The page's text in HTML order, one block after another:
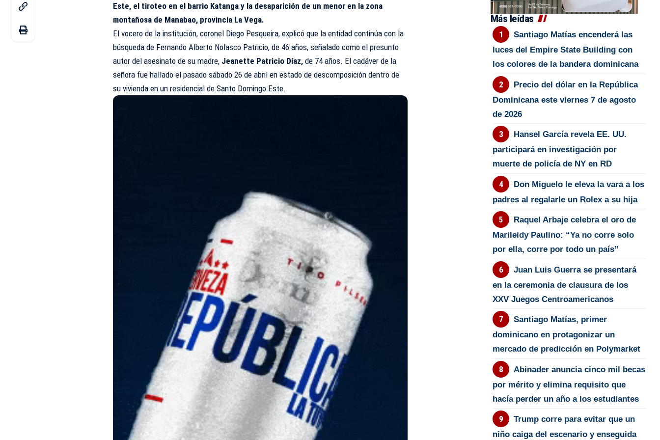
Este, el tiroteo en el barrio Katanga y la desaparición de un menor en la zona
montañosa de Manabao, provincia La Vega.
El vocero de la institución, coronel Diego Pesqueira, explicó que la entidad continúa con la
búsqueda de Fernando Alberto Nolasco Patricio, de 46 años, señalado como el presunto
autor del asesinato de su madre, Jeanette Patricio Díaz,de 74 años. El cadáver de la
señora fue hallado el pasado sábado 26 de abril en estado de descomposición dentro de
su vivienda en un residencial de Santo Domingo Este.
Más leídas
Santiago Matías encenderá las
luces del Empire State Building con
los colores de la bandera dominicana
Precio del dólar en la República
Dominicana este viernes 7 de agosto
de 2026
Hansel García revela EE. UU.
participará en investigación por
muerte de policía de NY en RD
Don Miguelo le eleva la vara a los
padres al regalarle un Rolex a su hija
Raquel Arbaje celebra el oro de
Marileidy Paulino: “Ya no corre solo
por ella, corre por todo un país”
Juan Luis Guerra se presentará
en la ceremonia de clausura de los
XXV Juegos Centroamericanos
Santiago Matías, primer
dominicano en protagonizar un
mercado de predicción en Polymarket
Abinader anuncia cinco mil becas
por mérito y elimina requisito que
hacía perder un año a los estudiantes
Trump corre para evitar que un
niño caiga del escenario y enseguida